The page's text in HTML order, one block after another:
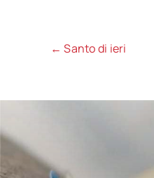
← Santo di ieri